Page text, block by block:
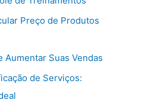
Preço de Produtos
Aumentar Suas Vendas
de Serviços: